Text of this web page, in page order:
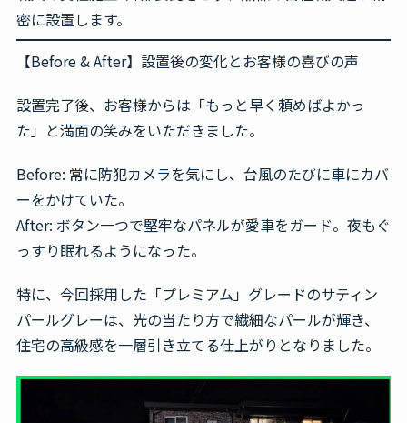
密に設置します。
【Before & After】設置後の変化とお客様の喜びの声
設置完了後、お客様からは「もっと早く頼めばよかっ
た」と満面の笑みをいただきました。
Before: 常に防犯カメラを気にし、台風のたびに車にカバ
ーをかけていた。
After: ボタン一つで堅牢なパネルが愛車をガード。夜もぐ
っすり眠れるようになった。
特に、今回採用した「プレミアム」グレードのサティン
パールグレーは、光の当たり方で繊細なパールが輝き、
住宅の高級感を一層引き立てる仕上がりとなりました。